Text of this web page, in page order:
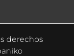
derechos